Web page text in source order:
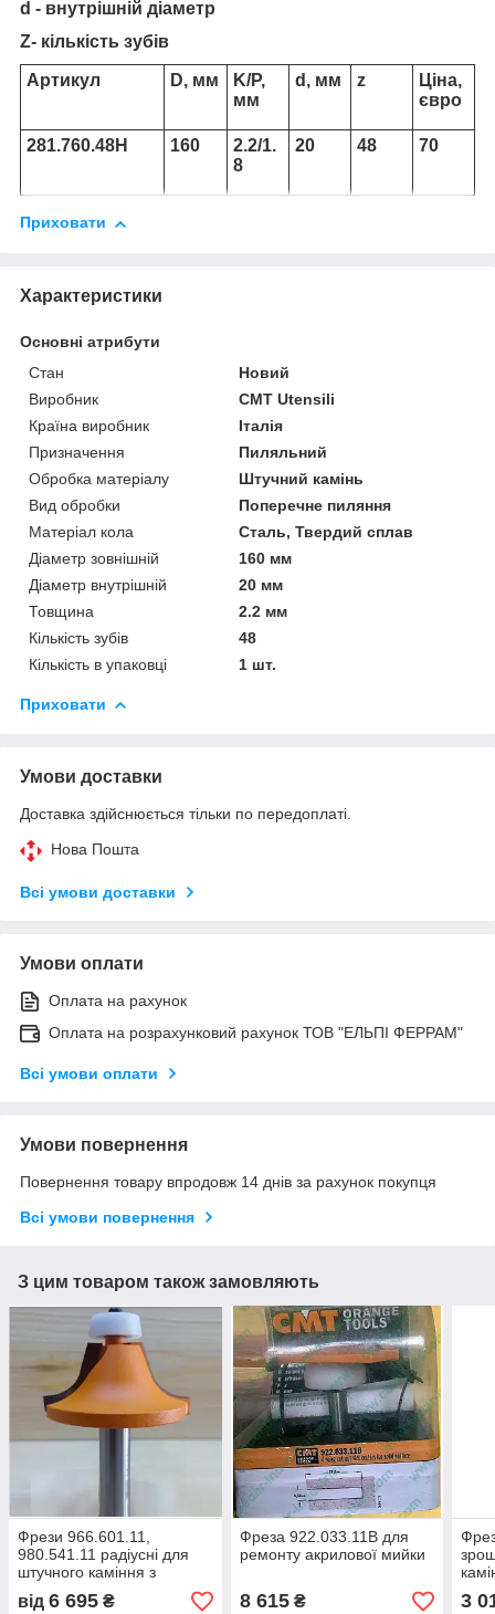
d - внутрішній діаметр
Z- кількість зубів
Артикул D, мм
K/P,
мм
d, мм z
Ціна,
євро
281.760.48Н 160
2.2/1.
8
20 48 70
Приховати
Характеристики
Основні атрибути
Стан
Новий
Виробник
CMT Utensili
Країна виробник
Італія
Призначення
Пиляльний
Обробка матеріалу
Штучний камінь
Вид обробки
Поперечне пиляння
Матеріал кола
Сталь, Твердий сплав
Діаметр зовнішній
160 мм
Діаметр внутрішній
20 мм
Товщина
2.2 мм
Кількість зубів
48
Кількість в упаковці
1 шт.
Приховати
Умови доставки
Доставка здійснюється тільки по передоплаті.
Нова Пошта
Всі умови доставки
Умови оплати
Оплата на рахунок
Оплата на розрахунковий рахунок ТОВ "ЕЛЬПІ ФЕРРАМ"
Всі умови оплати
Умови повернення
Повернення товару впродовж 14 днів за рахунок покупця
Всі умови повернення
З цим товаром також замовляють
Фрези 966.601.11,
980.541.11 радіусні для
штучного каміння з
конічним підшипником
від 6 695 ₴
Фреза 922.033.11B для
ремонту акрилової мийки
8 615₴ 3